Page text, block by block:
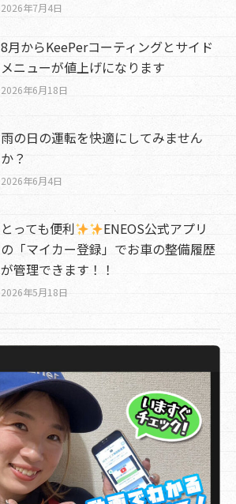
2026年7月4日
8月からKeePerコーティングとサイド
メニューが値上げになります
2026年6月18日
雨の日の運転を快適にしてみません
か？
2026年6月4日
とっても便利
ENEOS公式アプリ
の「マイカー登録」でお車の整備履歴
が管理できます！！
2026年5月18日